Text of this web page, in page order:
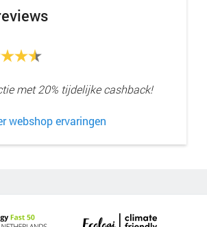
met 20% tijdelijke cashback!
webshop ervaringen